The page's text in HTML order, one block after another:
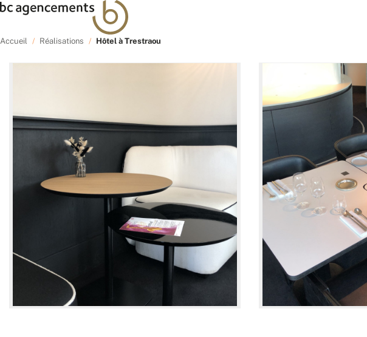
Accueil / Réalisations / Hôtel à Trestraou